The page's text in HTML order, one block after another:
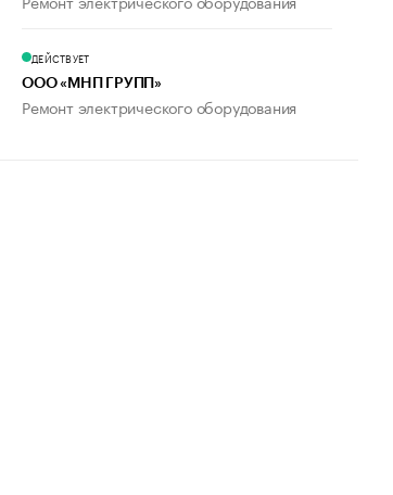
ДЕЙСТВУЕТ
ООО «МНП ГРУПП»
Ремонт электрического оборудования